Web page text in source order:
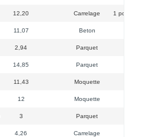
12,20 Carrelage 1 porte
11,07 Beton
2,94 Parquet
14,85 Parquet
11,43 Moquette
12 Moquette
3 Parquet
4,26 Carrelage